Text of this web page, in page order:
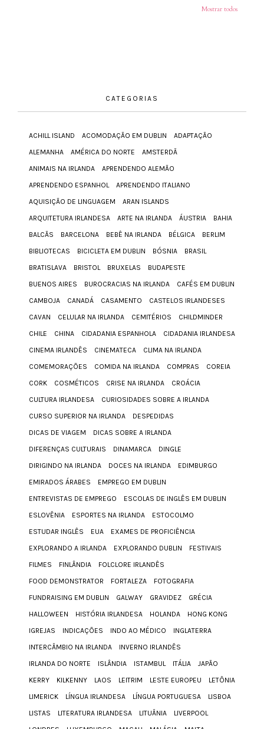
Mostrar todos
CATEGORIAS
ACHILL ISLAND ACOMODAÇÃO EM DUBLIN
ADAPTAÇÃO
ALEMANHA
AMÉRICA DO NORTE
AMSTERDÃ
ANIMAIS NA IRLANDA
APRENDENDO ALEMÃO
APRENDENDO ESPANHOL
APRENDENDO ITALIANO
AQUISIÇÃO DE LINGUAGEM
ARAN ISLANDS
ARQUITETURA IRLANDESA
ARTE NA IRLANDA ÁUSTRIA
BAHIA
BALCÃS
BARCELONA BEBÊ NA IRLANDA BÉLGICA
BERLIM
BIBLIOTECAS
BICICLETA EM DUBLIN BÓSNIA
BRASIL
BRATISLAVA
BRISTOL BRUXELAS
BUDAPESTE
BUENOS AIRES
BUROCRACIAS NA IRLANDA
CAFÉS EM DUBLIN
CAMBOJA
CANADÁ CASAMENTO
CASTELOS IRLANDESES
CAVAN
CELULAR NA IRLANDA CEMITÉRIOS
CHILDMINDER
CHILE
CHINA CIDADANIA ESPANHOLA
CIDADANIA IRLANDESA
CINEMA IRLANDÊS
CINEMATECA
CLIMA NA IRLANDA
COMEMORAÇÕES
COMIDA NA IRLANDA COMPRAS
COREIA
CORK
COSMÉTICOS CRISE NA IRLANDA
CROÁCIA
CULTURA IRLANDESA
CURIOSIDADES SOBRE A IRLANDA
CURSO SUPERIOR NA IRLANDA
DESPEDIDAS
DICAS DE VIAGEM
DICAS SOBRE A IRLANDA
DIFERENÇAS CULTURAIS
DINAMARCA
DINGLE
DIRIGINDO NA IRLANDA
DOCES NA IRLANDA
EDIMBURGO
EMIRADOS ÁRABES
EMPREGO EM DUBLIN
ENTREVISTAS DE EMPREGO
ESCOLAS DE INGLÊS EM DUBLIN
ESLOVÊNIA
ESPORTES NA IRLANDA
ESTOCOLMO
ESTUDAR INGLÊS
EUA
EXAMES DE PROFICIÊNCIA
EXPLORANDO A IRLANDA
EXPLORANDO DUBLIN
FESTIVAIS
FILMES
FINLÂNDIA
FOLCLORE IRLANDÊS
FOOD DEMONSTRATOR
FORTALEZA
FOTOGRAFIA
FUNDRAISING EM DUBLIN
GALWAY GRAVIDEZ
GRÉCIA
HALLOWEEN
HISTÓRIA IRLANDESA HOLANDA
HONG KONG
IGREJAS
INDICAÇÕES INDO AO MÉDICO
INGLATERRA
INTERCÂMBIO NA IRLANDA
INVERNO IRLANDÊS
IRLANDA DO NORTE
ISLÂNDIA ISTAMBUL ITÁLIA
JAPÃO
KERRY
KILKENNY LAOS LEITRIM LESTE EUROPEU
LETÔNIA
LIMERICK
LÍNGUA IRLANDESA LÍNGUA PORTUGUESA
LISBOA
LISTAS
LITERATURA IRLANDESA LITUÂNIA
LIVERPOOL